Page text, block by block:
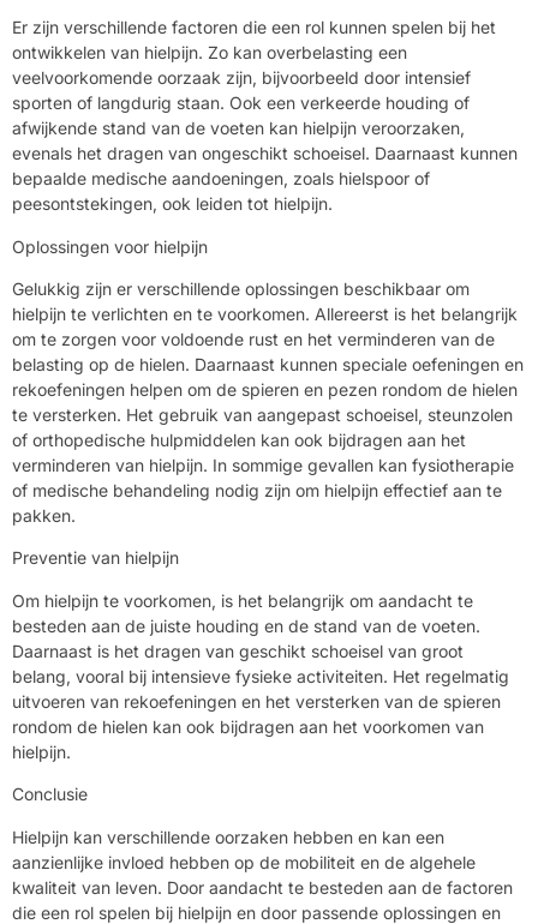
Er zijn verschillende factoren die een rol kunnen spelen bij het
ontwikkelen van hielpijn. Zo kan overbelasting een
veelvoorkomende oorzaak zijn, bijvoorbeeld door intensief
sporten of langdurig staan. Ook een verkeerde houding of
afwijkende stand van de voeten kan hielpijn veroorzaken,
evenals het dragen van ongeschikt schoeisel. Daarnaast kunnen
bepaalde medische aandoeningen, zoals hielspoor of
peesontstekingen, ook leiden tot hielpijn.
Oplossingen voor hielpijn
Gelukkig zijn er verschillende oplossingen beschikbaar om
hielpijn te verlichten en te voorkomen. Allereerst is het belangrijk
om te zorgen voor voldoende rust en het verminderen van de
belasting op de hielen. Daarnaast kunnen speciale oefeningen en
rekoefeningen helpen om de spieren en pezen rondom de hielen
te versterken. Het gebruik van aangepast schoeisel, steunzolen
of orthopedische hulpmiddelen kan ook bijdragen aan het
verminderen van hielpijn. In sommige gevallen kan fysiotherapie
of medische behandeling nodig zijn om hielpijn effectief aan te
pakken.
Preventie van hielpijn
Om hielpijn te voorkomen, is het belangrijk om aandacht te
besteden aan de juiste houding en de stand van de voeten.
Daarnaast is het dragen van geschikt schoeisel van groot
belang, vooral bij intensieve fysieke activiteiten. Het regelmatig
uitvoeren van rekoefeningen en het versterken van de spieren
rondom de hielen kan ook bijdragen aan het voorkomen van
hielpijn.
Conclusie
Hielpijn kan verschillende oorzaken hebben en kan een
aanzienlijke invloed hebben op de mobiliteit en de algehele
kwaliteit van leven. Door aandacht te besteden aan de factoren
die een rol spelen bij hielpijn en door passende oplossingen en